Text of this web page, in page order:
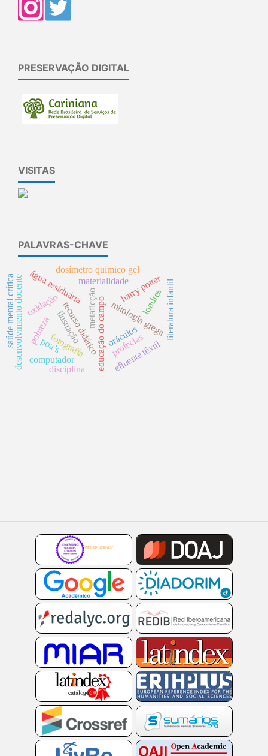
PRESERVAÇÃO DIGITAL
VISITAS
PALAVRAS-CHAVE
educação do campo
recurso didático oráculos
mitologia grega
harry potter
profecias
metaficção literatura infantil
ilustração
fotografia
materialidade
computador
desenvolvimento docente
dosímetro químico gel
oxidação
poa’s efluente têxtil
disciplina
londres
água residuária
saúde mental crítica pobreza